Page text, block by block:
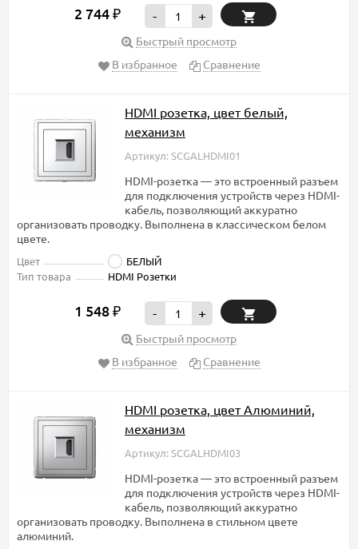
2 744 ₽ - +
Быстрый просмотр
В избранное
Сравнение
HDMI розетка, цвет белый,
механизм
Артикул: SCGALHDMI01
HDMI-розетка — это встроенный разъем
для подключения устройств через HDMI-
кабель, позволяющий аккуратно
организовать проводку. Выполнена в классическом белом
цвете.
Цвет
БЕЛЫЙ
Тип товара
HDMI Розетки
1 548 ₽ - +
Быстрый просмотр
В избранное
Сравнение
HDMI розетка, цвет Алюминий,
механизм
Артикул: SCGALHDMI03
HDMI-розетка — это встроенный разъем
для подключения устройств через HDMI-
кабель, позволяющий аккуратно
организовать проводку. Выполнена в стильном цвете
алюминий.